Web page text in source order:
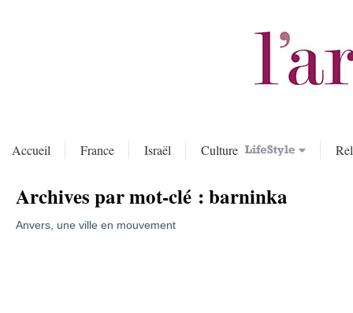
Accueil France Israël Culture
Archives par mot-clé :barninka
Anvers, une ville en mouvement